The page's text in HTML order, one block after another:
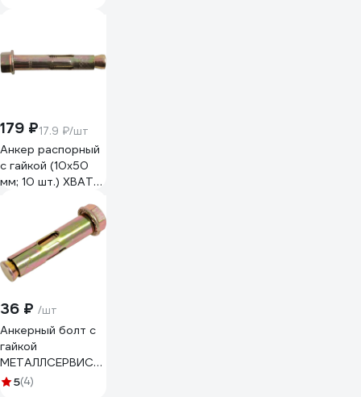
179 ₽17.9 ₽/шт
Анкер распорный
с гайкой (10х50
мм; 10 шт.) ХВАТ
36 ₽ /шт
Анкерный болт с
гайкой
МЕТАЛЛСЕРВИС
М10x50 1 шт.
5(4)